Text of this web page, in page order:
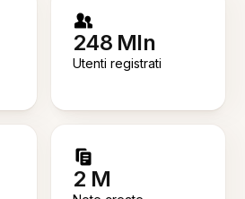
248 Mln
Utenti registrati
2 M